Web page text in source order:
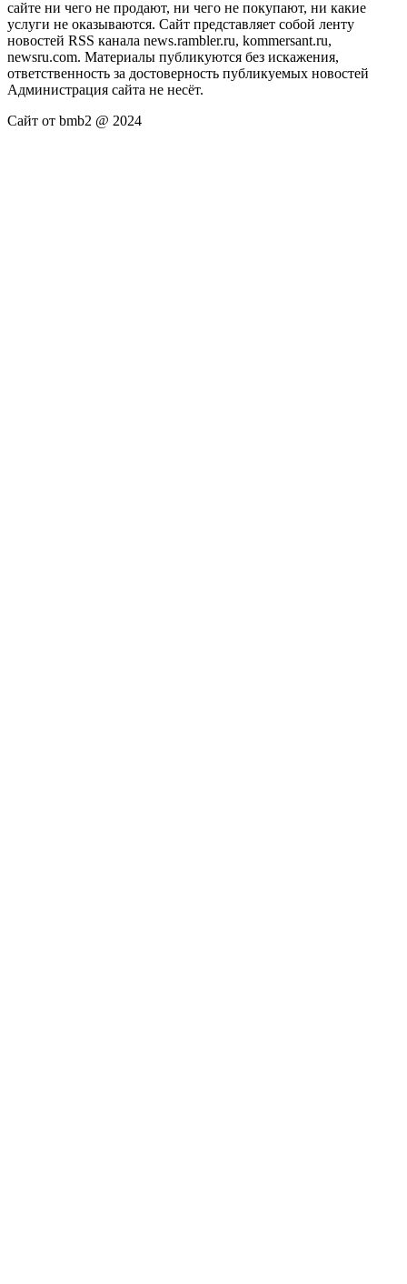
сайте ни чего не продают, ни чего не покупают, ни какие
услуги не оказываются. Сайт представляет собой ленту
новостей RSS канала news.rambler.ru, kommersant.ru,
newsru.com. Материалы публикуются без искажения,
ответственность за достоверность публикуемых новостей
Администрация сайта не несёт.
Сайт от bmb2 @ 2024